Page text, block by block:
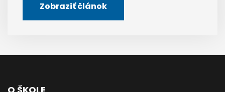
Zobraziť článok